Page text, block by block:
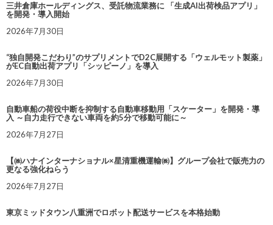
三井倉庫ホールディングス、受託物流業務に 「生成AI出荷検品アプリ」
を開発・導入開始
2026年7月30日
“独自開発こだわり”のサプリメントでD2C展開する「ウェルモット製薬」
がEC自動出荷アプリ「シッピーノ」を導入
2026年7月30日
自動車船の荷役中断を抑制する自動車移動用「スケーター」を開発・導
入 ～自力走行できない車両を約5分で移動可能に～
2026年7月27日
【㈱ハナインターナショナル×星清重機運輸㈱】グループ会社で販売力の
更なる強化ねらう
2026年7月27日
東京ミッドタウン八重洲でロボット配送サービスを本格始動